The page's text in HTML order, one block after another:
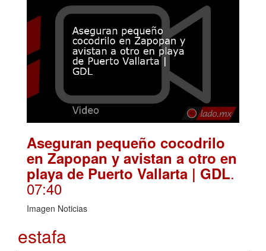
Aseguran pequeño cocodrilo
en Zapopan y avistan a otro en
playa de Puerto Vallarta | GDL.
07:40
Imagen Noticias
estafa